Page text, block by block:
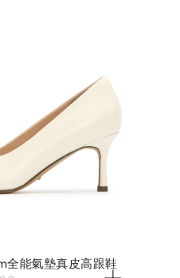
全能氣墊真皮高跟鞋